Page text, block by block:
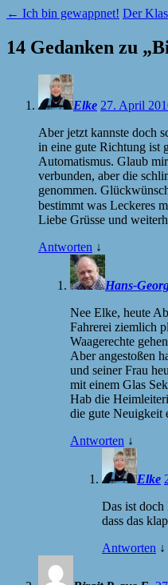
← Ich bin gewappnet! Der
14 Gedanken zu „
Elke 27. April
Aber jetzt kannste doch
in eine gute Richtung ist
Automatismus. Glaub
verbunden, aber die
genommen.
bestimmt was Leckeres
Liebe Grüsse und
Antworten ↓
Hans-
Nee Elke, heute
Fahrerei ziemlich
Waagerechte
Aber angestoßen
und seiner Frau
mit einem Glas
Hab die
die gute Neuigkeit
Antworten ↓
Elke
Das ist
dass das
Antworten ↓